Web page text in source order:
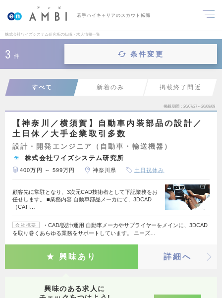
若手ハイキャリアのスカウト転職
株式会社ワイズシステム研究所の転職・求人情報一覧
3 件 条件変更
すべて 新着のみ 掲載終了間近
掲載期間 26/07/27～26/08/09
【神奈川／横須賀】自動車内装部品の設計／
土日休／大手企業取引多数
設計・開発エンジニア（自動車・輸送機器）
株式会社ワイズシステム研究所
400万円 ～ 599万円 神奈川県 土日祝休み
顧客先に常駐となり、3次元CAD技術者として下記業務をお
任せします。 ■業務内容 自動車部品メーカにて、3DCAD
（CATI…
会社概要
・CAD/設計/運用 自動車メーカやサプライヤーをメインに、3DCAD
を取り巻くあらゆる業務をサポートしています。 ニーズ…
興味あり 詳細へ
興味のある求人に